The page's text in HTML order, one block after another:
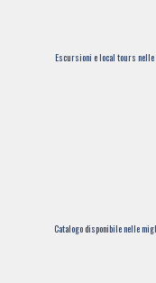
Escursioni e local tours
Catalogo disponibile nelle